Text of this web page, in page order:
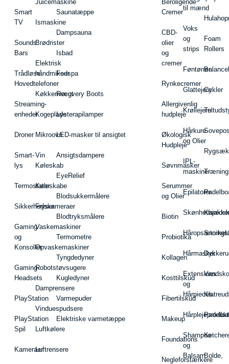
Smart
TV
Sounds
Bars
Trådløse
Hovedtelefoner
Streaming-
enheder
Droner
Smart-
lys
Termostater
Sikkerhedskameraer
Gaming
og
Konsoller
Gaming-
Headsets
PlayStation
PlayStation
Spil
Kameraer
Juicemaskine
Ismaskine
Brødrister
Elektrisk
håndmikser
Køkkenvægt
Kogeplade
Mikroovn
Vin
Køleskab
Køleskabe
Fryser
Vaskemaskiner
Opvaskemaskiner
Robotstøvsugere
Damprensere
Vinduespudsere
Luftkølere
Luftrensere
Saunatæppe
Dampsauna
Isbad
Fodspa
Recovery Boots
Lysterapilamper
LED-masker til ansigtet
Ansigtsdampere
EyeRelief
Blodsukkermålere
Blodtryksmålere
Termometre
Tyngdedyner
Kugledyner
Varmepuder
Elektriske varmetæppe
Beroligende
Cremer
CBD-
olier
og
cremer
Rynkecremer
Allergivenlig
hudpleje
Økologisk
Hudpleje
Søvnmasker
Serummer
og Olier
Biotin
Probiotika
Kollagen
Kosttilskud
Fibertilskud
Makeup
Foundations
Negleforstærkere
til mænd
Voks
og
strips
Føntørrer
Glattejern
Krøllejern
Hårkure
og Olier
IPL-
maskiner
Epilatorer
Hårmasker
Extensions
og
Hårpieces
Shampoo
og
Balsam
Foam
Rollers
Cykler
Vandsko
Bolde,